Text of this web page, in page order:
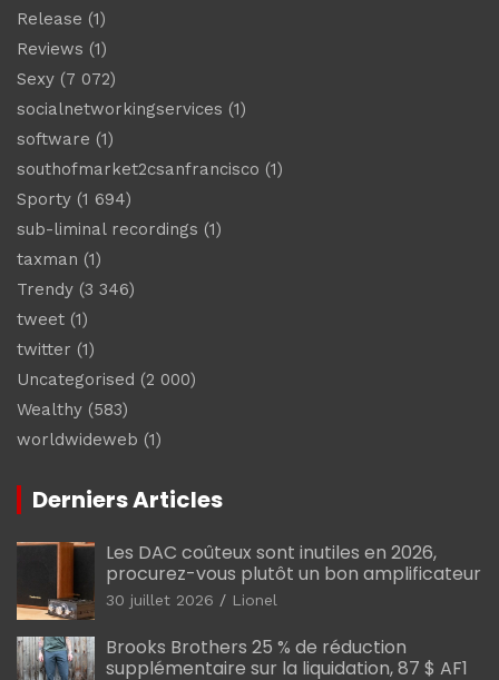
Release (1)
Reviews (1)
Sexy (7 072)
socialnetworkingservices (1)
software (1)
southofmarket2csanfrancisco (1)
Sporty (1 694)
sub-liminal recordings (1)
taxman (1)
Trendy (3 346)
tweet (1)
twitter (1)
Uncategorised (2 000)
Wealthy (583)
worldwideweb (1)
Derniers Articles
Les DAC coûteux sont inutiles en 2026,
procurez-vous plutôt un bon amplificateur
30 juillet 2026 Lionel
Brooks Brothers 25 % de réduction
supplémentaire sur la liquidation, 87 $ AF1